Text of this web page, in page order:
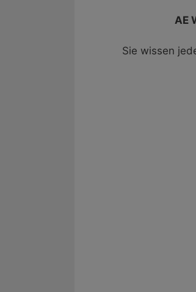
AE
Sie wissen